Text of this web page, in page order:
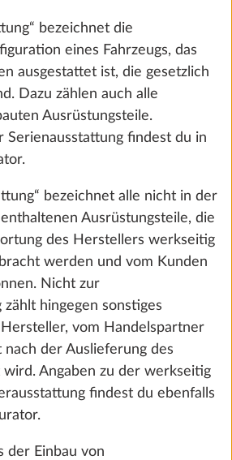
inkl. Polster Mehr
10,0 kg
255 €
Hinzufügen
bezeichnet die
eines Fahrzeugs, das
ausgestattet ist, die gesetzlich
Dazu zählen auch alle
Ausrüstungsteile.
Serienausstattung findest du in
bezeichnet alle nicht in der
Ausrüstungsteile, die
des Herstellers werkseitig
werden und vom Kunden
Nicht zur
hingegen sonstiges
vom Handelspartner
der Auslieferung des
wird. Angaben zu der werkseitig
findest du ebenfalls
der Einbau von